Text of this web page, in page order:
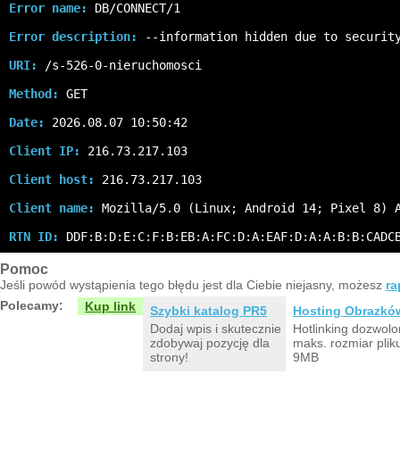
Error name:
DB/CONNECT/1
Error description:
--information hidden due to
URI:
/s-526-0-nieruchomosci
Method:
GET
Date:
2026.08.07 10:50:42
Client IP:
216.73.217.103
Client host:
216.73.217.103
Client name:
Mozilla/5.0 (Linux; Android 14; Pixel 8)
RTN ID:
Pomoc
Jeśli powód wystąpienia tego błędu jest dla Ciebie niejasny, możesz
Polecamy:
Kup link
Szybki katalog PR5
Dodaj wpis i skutecznie
zdobywaj pozycję dla
strony!
Hosting
Hotlinking
maks. rozmiar
9MB